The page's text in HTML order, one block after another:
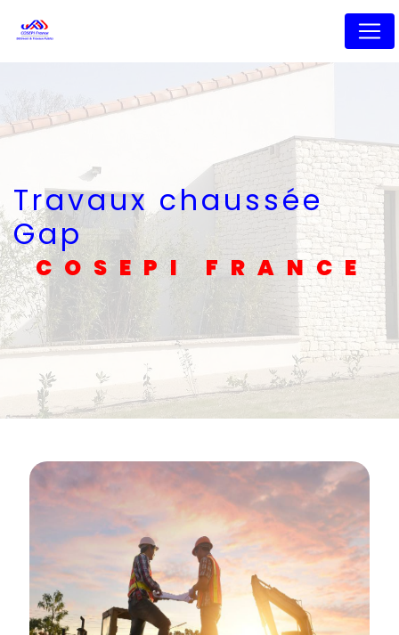
Travaux chaussée
Gap
COSEPI FRANCE